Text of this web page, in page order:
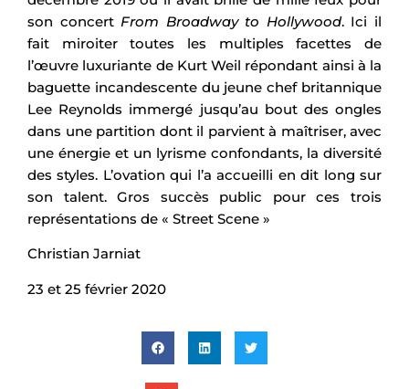
son concertFrom Broadway to Hollywood. Ici il
fait miroiter toutes les multiples facettes de
l’œuvre luxuriante de Kurt Weil répondant ainsi à la
baguette incandescente du jeune chef britannique
Lee Reynolds immergé jusqu’au bout des ongles
dans une partition dont il parvient à maîtriser, avec
une énergie et un lyrisme confondants, la diversité
des styles. L’ovation qui l’a accueilli en dit long sur
son talent. Gros succès public pour ces trois
représentations de « Street Scene »
Christian Jarniat
23 et 25 février 2020